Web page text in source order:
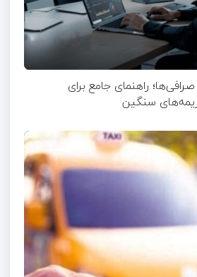
راهنمای جامع برای
سنگین